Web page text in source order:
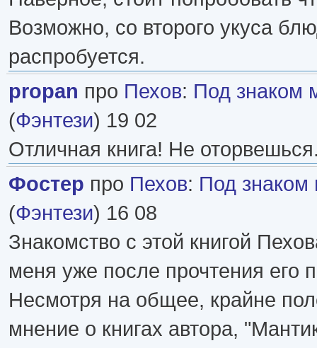
Возможно, со второго укуса
распробуется.
propan про Пехов: Под знаком
(Фэнтези) 19 02
Отличная книга! Не
Фостер про Пехов: Под знаком
(Фэнтези) 16 08
Знакомство с этой книгой
меня уже после прочтения его
Несмотря на общее, крайне
мнение о книгах автора,